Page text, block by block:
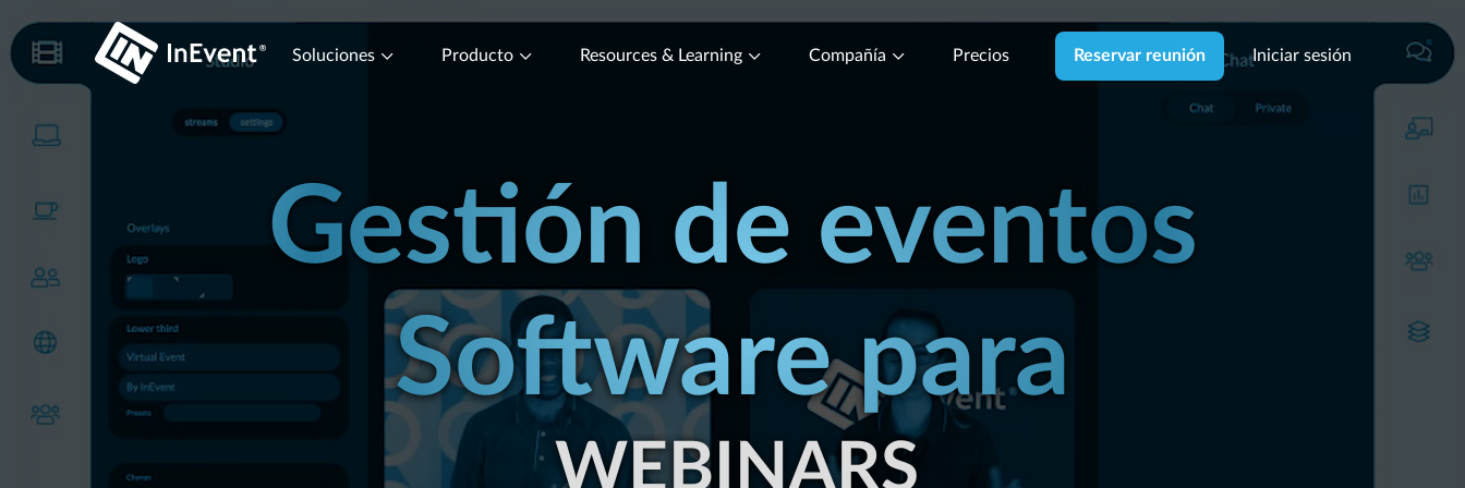
Soluciones Producto Resources & Learning Compañía Precios Reservar reunión Iniciar sesión
Gestión de eventos
Software para
REUNIONES PRESENCIALES